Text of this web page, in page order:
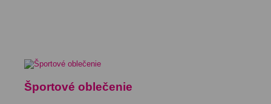
Športové oblečenie